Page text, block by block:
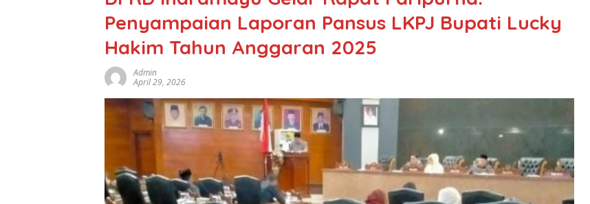
Penyampaian Laporan Pansus LKPJ Bupati Lucky
Hakim Tahun Anggaran 2025
Admin
April 29, 2026